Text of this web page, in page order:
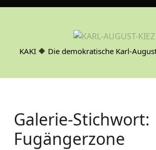
S
c
KAKI 🔶 Die demokratische Karl-
Galerie-Stichwort:
Fugängerzone